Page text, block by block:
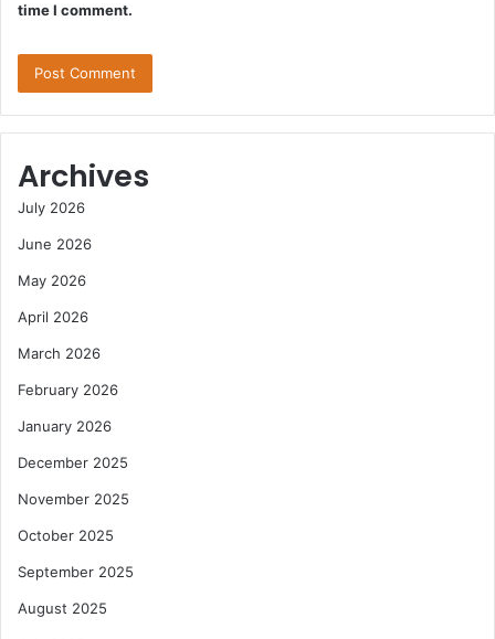
time I comment.
Archives
July 2026
June 2026
May 2026
April 2026
March 2026
February 2026
January 2026
December 2025
November 2025
October 2025
September 2025
August 2025